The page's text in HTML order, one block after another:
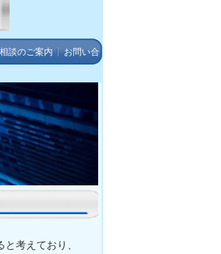
談のご案内
お問い合
考えており、